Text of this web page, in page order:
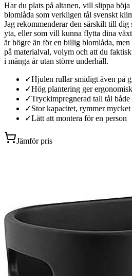
Har du plats på altanen, vill slippa
blomlåda som verkligen tål svenskt
Jag rekommenderar den särskilt till
yta, eller som vill kunna flytta dina
är högre än för en billig blomlåda,
på materialval, volym och att du
i många år utan större underhåll.
✓Hjulen rullar smidigt även på
✓Hög plantering ger
✓Tryckimpregnerad tall tål
✓Stor kapacitet, rymmer
✓Lätt att montera för en person
Jämför pris